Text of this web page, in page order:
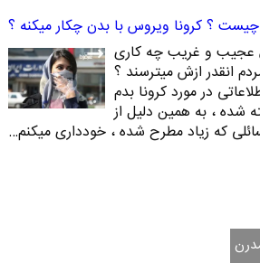
چیست ؟ کرونا ویروس با بدن چکار میکنه ؟
عجیب و غریب چه کاری
انقدر ازش میترسند ؟
در مورد کرونا بدم
شده ، به همین دلیل از
که زیاد مطرح شده ، خودداری میکنم…